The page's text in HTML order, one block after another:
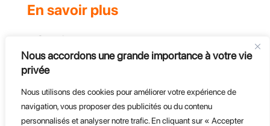
Nous accordons une grande importance à votre vie
privée
Nous utilisons des cookies pour améliorer votre expérience de
navigation, vous proposer des publicités ou du contenu
personnalisés et analyser notre trafic. En cliquant sur « Accepter
En savoir plus
Complexe
Actualités et évènements
Challenges
Groupe, CE et Entreprises
Course d'endurance